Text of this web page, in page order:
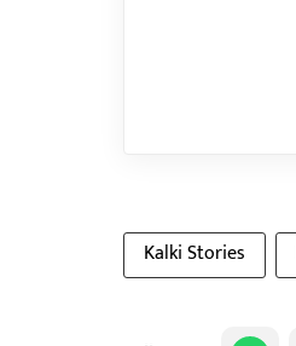
Kalki Stories